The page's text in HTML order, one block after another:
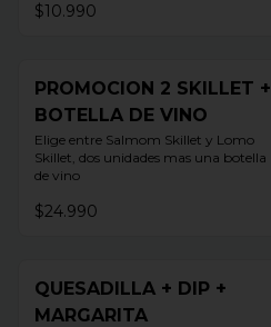
$10.990
PROMOCION 2 SKILLET +
BOTELLA DE VINO
Elige entre Salmom Skillet y Lomo
Skillet, dos unidades mas una botella
de vino
$24.990
QUESADILLA + DIP +
MARGARITA